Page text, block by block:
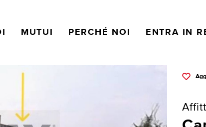
MUTUI PERCHÉ NOI ENTRA IN